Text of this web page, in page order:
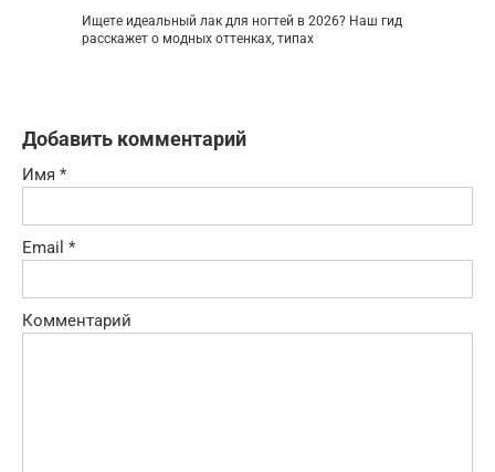
Ищете идеальный лак для ногтей в 2026? Наш гид
расскажет о модных оттенках, типах
Добавить комментарий
Имя *
Email *
Комментарий